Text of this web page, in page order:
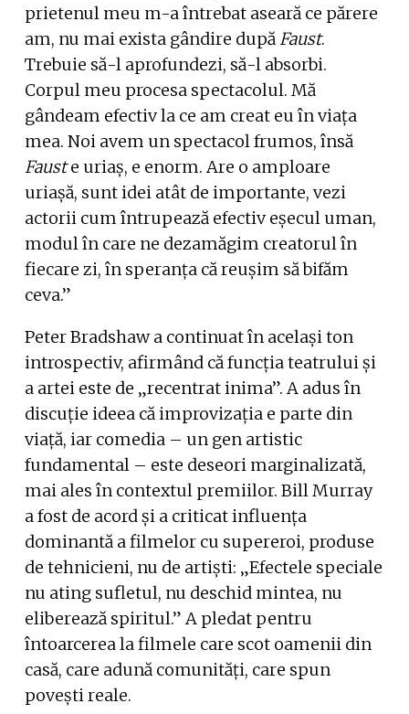
prietenul meu m-a întrebat aseară ce părere
am, nu mai exista gândire după Faust.
Trebuie să-l aprofundezi, să-l absorbi.
Corpul meu procesa spectacolul. Mă
gândeam efectiv la ce am creat eu în viața
mea. Noi avem un spectacol frumos, însă
Fauste uriaș, e enorm. Are o amploare
uriașă, sunt idei atât de importante, vezi
actorii cum întrupează efectiv eșecul uman,
modul în care ne dezamăgim creatorul în
fiecare zi, în speranța că reușim să bifăm
ceva.”
Peter Bradshaw a continuat în același ton
introspectiv, afirmând că funcția teatrului și
a artei este de „recentrat inima”. A adus în
discuție ideea că improvizația e parte din
viață, iar comedia – un gen artistic
fundamental – este deseori marginalizată,
mai ales în contextul premiilor. Bill Murray
a fost de acord și a criticat influența
dominantă a filmelor cu supereroi, produse
de tehnicieni, nu de artiști: „Efectele speciale
nu ating sufletul, nu deschid mintea, nu
eliberează spiritul.” A pledat pentru
întoarcerea la filmele care scot oamenii din
casă, care adună comunități, care spun
povești reale.